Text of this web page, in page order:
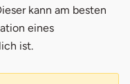
kann am besten
eines
ist.